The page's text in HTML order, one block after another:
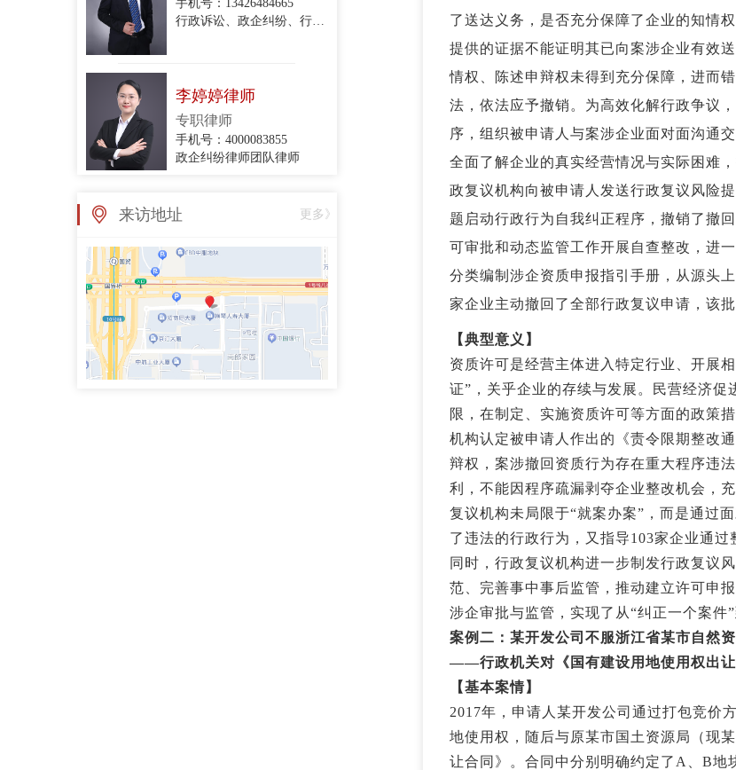
专职律师
手机号：4000083855
政企纠纷律师团队律师
专职律师
手机号：4000083855
政企纠纷律师团队专职律师
史鹏举律师
专职律师
手机号：4000083855
来访地址 更多》
了送达义务，是否充分保障了企业的知情
提供的证据不能证明其已向案涉企业有效
情权、陈述申辩权未得到充分保障，进而
法，依法应予撤销。为高效化解行政争议
序，组织被申请人与案涉企业面对面沟通
全面了解企业的真实经营情况与实际困难
政复议机构向被申请人发送行政复议风险
题启动行政行为自我纠正程序，撤销了撤
可审批和动态监管工作开展自查整改，进
分类编制涉企资质申报指引手册，从源头
家企业主动撤回了全部行政复议申请，该
【典型意义】
资质许可是经营主体进入特定行业、开展
证”，关乎企业的存续与发展。民营经济
限，在制定、实施资质许可等方面的政策
机构认定被申请人作出的《责令限期整改
辩权，案涉撤回资质行为存在重大程序违
利，不能因程序疏漏剥夺企业整改机会，
复议机构未局限于“就案办案”，而是通过
了违法的行政行为，又指导103家企业通过
同时，行政复议机构进一步制发行政复议
范、完善事中事后监管，推动建立许可申
涉企审批与监管，实现了从“纠正一个案件
案例二 ：某开发公司不服浙江省某市自然
——行政机关对《国有建设用地使用权出
【基本案情】
2017年，申请人某开发公司通过打包竞价
地使用权，随后与原某市国土资源局（现
让合同》。合同中分别明确约定了A、B地